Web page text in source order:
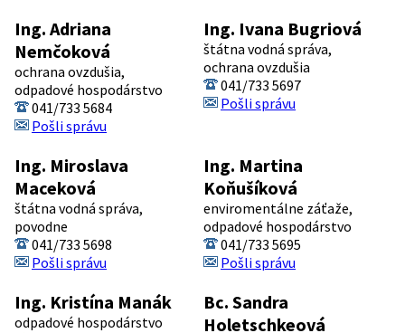
Ing. Adriana
Nemčoková
ochrana ovzdušia,
odpadové hospodárstvo
041/733 5684
Pošli správu
Ing. Ivana Bugriová
štátna vodná správa,
ochrana ovzdušia
041/733 5697
Pošli správu
Ing. Miroslava
Maceková
štátna vodná správa,
povodne
041/733 5698
Pošli správu
Ing. Martina
Koňušíková
enviromentálne záťaže,
odpadové hospodárstvo
041/733 5695
Pošli správu
Ing. Kristína Manák
odpadové hospodárstvo
Bc. Sandra
Holetschkeová